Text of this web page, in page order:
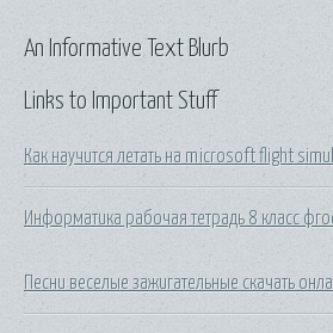
Links to Important Stuff
Как научится летать на microsoft flight
Информатика рабочая тетрадь 8 класс
Песни веселые зажигательные скачать
An Informative Text Blurb